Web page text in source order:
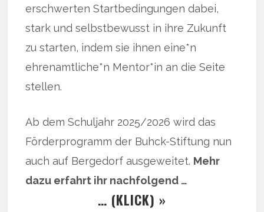
erschwerten Startbedingungen dabei,
stark und selbstbewusst in ihre Zukunft
zu starten, indem sie ihnen eine*n
ehrenamtliche*n Mentor*in an die Seite
stellen.
Ab dem Schuljahr 2025/2026 wird das
Förderprogramm der Buhck-Stiftung nun
auch auf Bergedorf ausgeweitet. Mehr
dazu erfahrt ihr nachfolgend …
… (KLICK) »